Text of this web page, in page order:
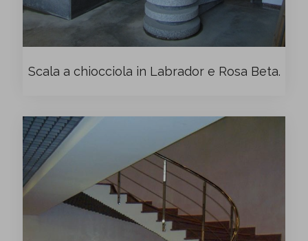
Scala a chiocciola in Labrador e Rosa Beta.